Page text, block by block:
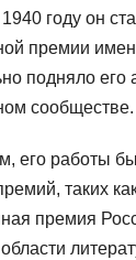
году он
премии
подняло его
сообществе.
его работы
таких
премия